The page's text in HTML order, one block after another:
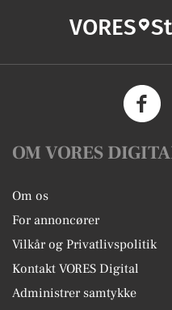
VORES
OM VORES
Om os
For annoncører
Vilkår og Privatlivspolitik
Kontakt VORES Digital
Administrer samtykke